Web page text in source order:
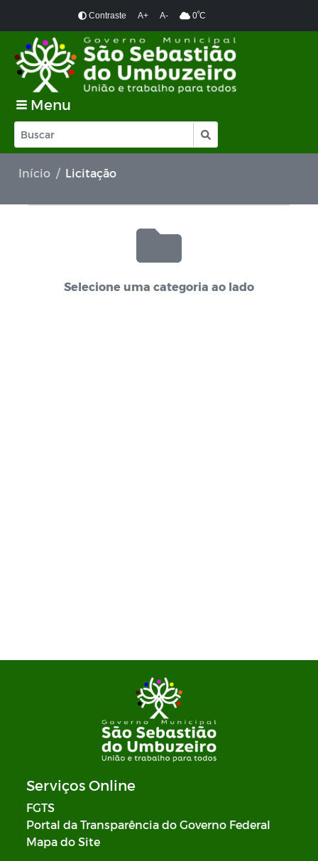
Contraste A+ A- 0ºC
Menu
Início Licitação
Selecione uma categoria ao lado
Serviços Online
FGTS
Portal da Transparência do Governo Federal
Mapa do Site